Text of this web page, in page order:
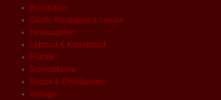
Buchtrailer
Grafik, Illustration & Layout
Herausgeber
Lektorat & Korrektorat
Portale
Schreibkurse
Shops & Distributoren
Verlage